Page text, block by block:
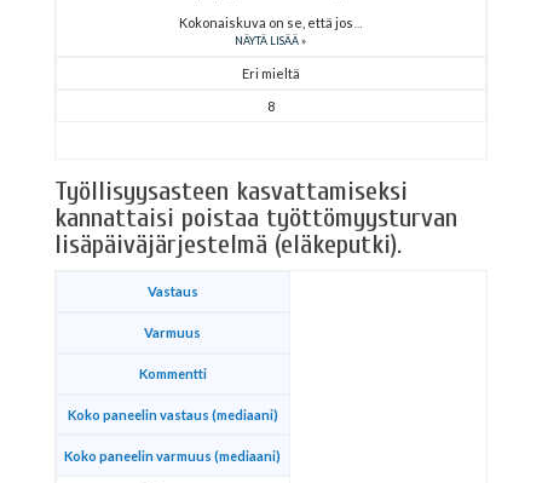
Kokonaiskuva on se, että jos
NÄYTÄ LISÄÄ
Eri mieltä
8
Työllisyysasteen kasvattamiseksi
kannattaisi poistaa työttömyysturvan
lisäpäiväjärjestelmä (eläkeputki).
Vastaus
Varmuus
Kommentti
Koko paneelin vastaus (mediaani)
Koko paneelin varmuus (mediaani)